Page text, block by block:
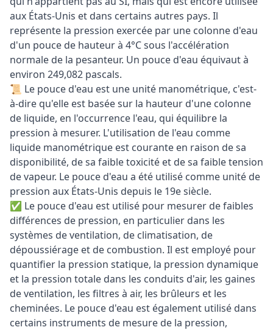
aux États-Unis et dans certains autres pays. Il
représente la pression exercée par une colonne d'eau
d'un pouce de hauteur à 4°C sous l'accélération
normale de la pesanteur. Un pouce d'eau équivaut à
environ 249,082 pascals.
📜 Le pouce d'eau est une unité manométrique, c'est-
à-dire qu'elle est basée sur la hauteur d'une colonne
de liquide, en l'occurrence l'eau, qui équilibre la
pression à mesurer. L'utilisation de l'eau comme
liquide manométrique est courante en raison de sa
disponibilité, de sa faible toxicité et de sa faible tension
de vapeur. Le pouce d'eau a été utilisé comme unité de
pression aux États-Unis depuis le 19e siècle.
✅ Le pouce d'eau est utilisé pour mesurer de faibles
différences de pression, en particulier dans les
systèmes de ventilation, de climatisation, de
dépoussiérage et de combustion. Il est employé pour
quantifier la pression statique, la pression dynamique
et la pression totale dans les conduits d'air, les gaines
de ventilation, les filtres à air, les brûleurs et les
cheminées. Le pouce d'eau est également utilisé dans
certains instruments de mesure de la pression,